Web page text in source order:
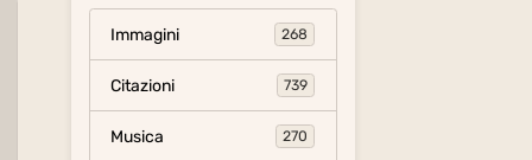
Immagini 268
Citazioni 739
Musica 270